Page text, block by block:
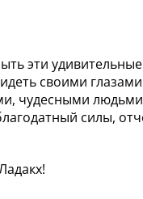
эти
своими
чудесными
силы,